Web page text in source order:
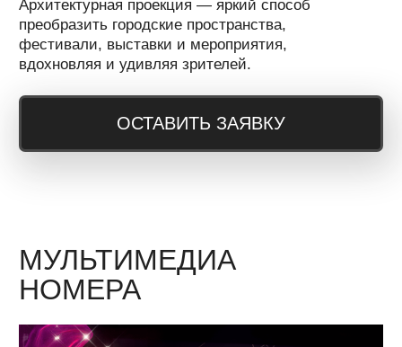
ШОУ